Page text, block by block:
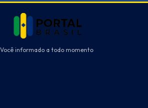
Você informado a todo momento